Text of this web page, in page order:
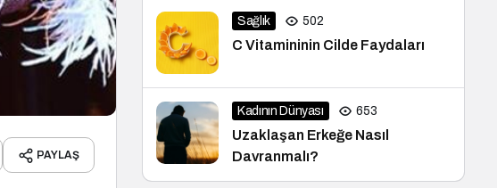
PAYLAŞ
Sağlık 502
C Vitamininin Cilde Faydaları
Kadının Dünyası 653
Uzaklaşan Erkeğe Nasıl
Davranmalı?